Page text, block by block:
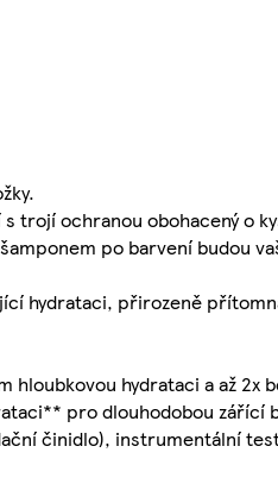
trojí ochranou obohacený o
po barvení budou
hydrataci, přirozeně
hloubkovou hydrataci a až 2x
pro dlouhodobou zářící
činidlo), instrumentální